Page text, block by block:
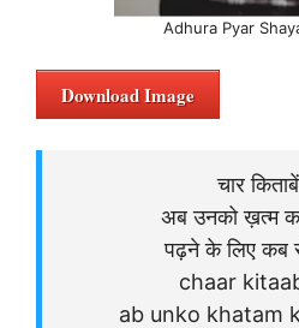
Adhura Pyar
Download Image
चार
अब उनको ख़त्म
पढ़ने के लिए कब
chaar
ab unko khatam